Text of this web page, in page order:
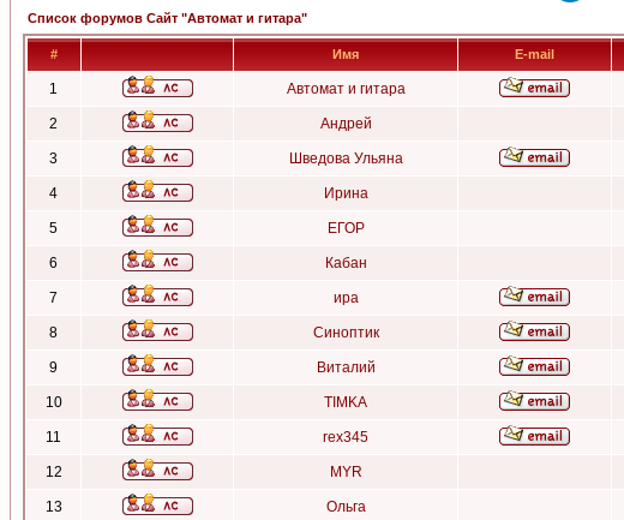
Список форумов Сайт "Автомат и гитара"
# Имя E-mail
1 Автомат и гитара
2 Андрей
3 Шведова Ульяна
4 Ирина
5 ЕГОР
6 Кабан
7 ира
8 Синоптик
9 Виталий
10 TIMKA
11 rex345
12 MYR
13 Ольга